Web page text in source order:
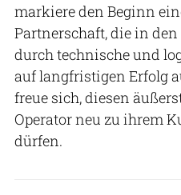
markiere den Beginn
Partnerschaft, die in
durch technische und
auf langfristigen Erfolg
freue sich, diesen
Operator neu zu ihrem
dürfen.